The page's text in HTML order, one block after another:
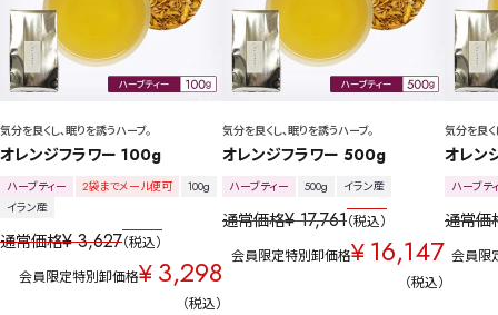
気分を良くし、眠りを誘うハーブ。
オレンジフラワー 100g
ハーブティー 2袋までメール便可
100g
イラン産
通常価格¥ 3,627 税込
会員限定特別卸価格¥3,298
税込
気分を良くし、眠りを誘うハーブ。
オレンジフラワー 500g
ハーブティー 500g イラン産
通常価格¥ 17,761 税込
会員限定特別卸価格¥16,147
税込
気分を良く
オレン
ハーブテ
通常価
会員限